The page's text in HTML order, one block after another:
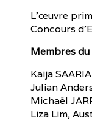
L’œuvre
Concours
Membres du
Kaija
Julian
Michaël
Liza Lim,